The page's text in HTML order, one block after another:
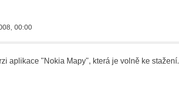
00:00
aplikace "Nokia Mapy", která je volně ke stažení.